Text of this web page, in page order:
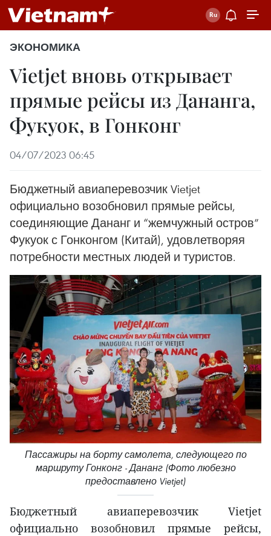
ЭКОНОМИКА
Vietjet вновь открывает
прямые рейсы из Дананга,
Фукуок, в Гонконг
04/07/2023 06:45
Бюджетный авиаперевозчик Vietjet
официально возобновил прямые рейсы,
соединяющие Дананг и “жемчужный остров”
Фукуок с Гонконгом (Китай), удовлетворяя
потребности местных людей и туристов.
Пассажиры на борту самолета, следующего по
маршруту Гонконг - Дананг (Фото любезно
предоставлено Vietjet)
Бюджетный авиаперевозчик Vietjet
официально возобновил прямые рейсы,